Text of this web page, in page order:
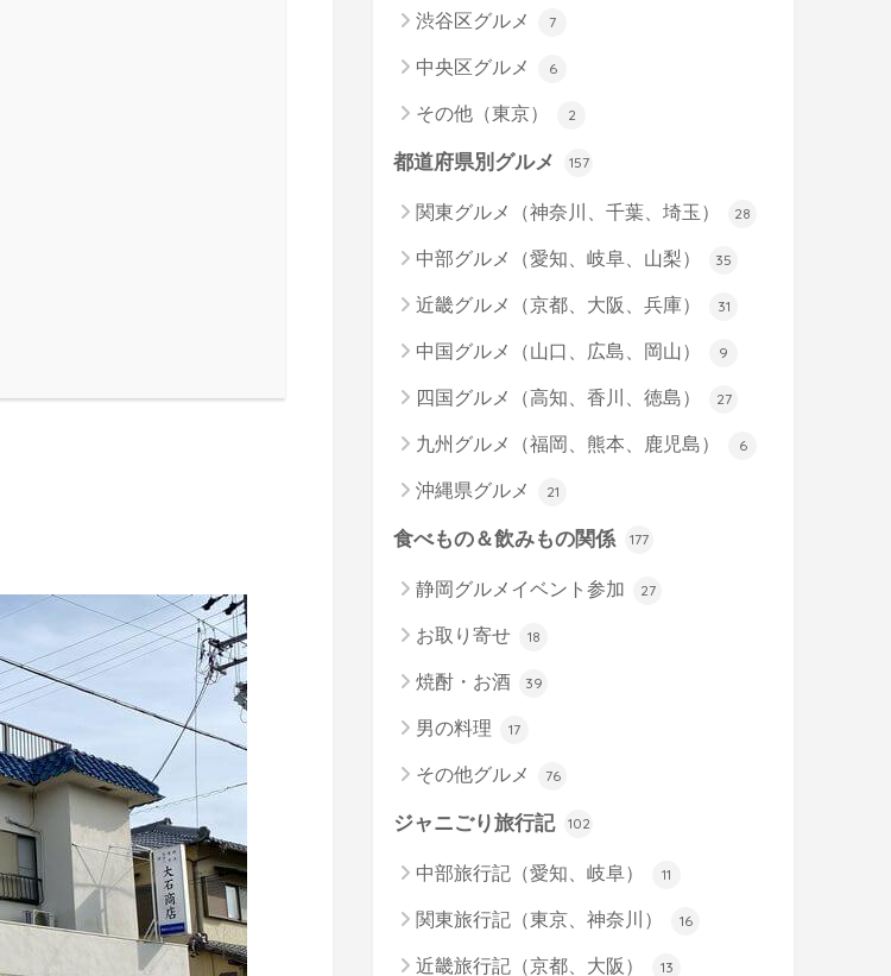
渋谷区グルメ 7
中央区グルメ 6
その他（東京） 2
都道府県別グルメ 157
関東グルメ（神奈川、千葉、埼玉） 28
中部グルメ（愛知、岐阜、山梨） 35
近畿グルメ（京都、大阪、兵庫） 31
中国グルメ（山口、広島、岡山） 9
四国グルメ（高知、香川、徳島） 27
九州グルメ（福岡、熊本、鹿児島） 6
沖縄県グルメ 21
食べもの＆飲みもの関係 177
静岡グルメイベント参加 27
お取り寄せ 18
焼酎・お酒 39
男の料理 17
その他グルメ 76
ジャニごり旅行記 102
中部旅行記（愛知、岐阜） 11
関東旅行記（東京、神奈川） 16
近畿旅行記（京都、大阪） 13